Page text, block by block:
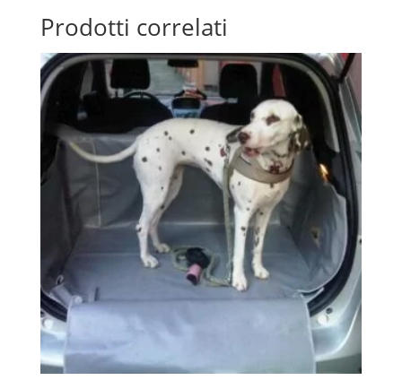
Prodotti correlati